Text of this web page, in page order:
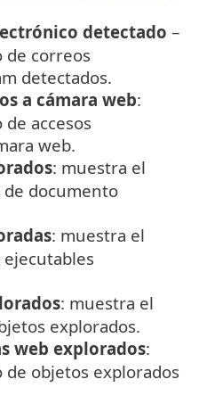
detectado –
correos
detectados.
a cámara web:
accesos
web.
: muestra el
documento
: muestra el
: muestra el
explorados.
web explorados:
objetos explorados